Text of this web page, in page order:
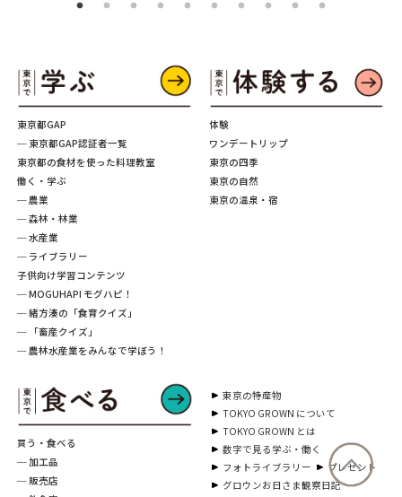
東京都GAP
─ 東京都GAP認証者一覧
東京都の食材を使った料理教室
働く・学ぶ
─ 農業
─ 森林・林業
─ 水産業
─ ライブラリー
子供向け学習コンテンツ
─ MOGUHAPI モグハピ！
─ 緒方湊の「食育クイズ」
─ 「畜産クイズ」
─ 農林水産業をみんなで学ぼう！
買う・食べる
─ 加工品
─ 販売店
体験
ワンデートリップ
東京の四季
東京の自然
東京の温泉・宿
東京の特産物
TOKYO GROWN について
TOKYO GROWN とは
数字で見る学ぶ・働く
フォトライブラリー
プレゼント
グロウンお日さま観察日記